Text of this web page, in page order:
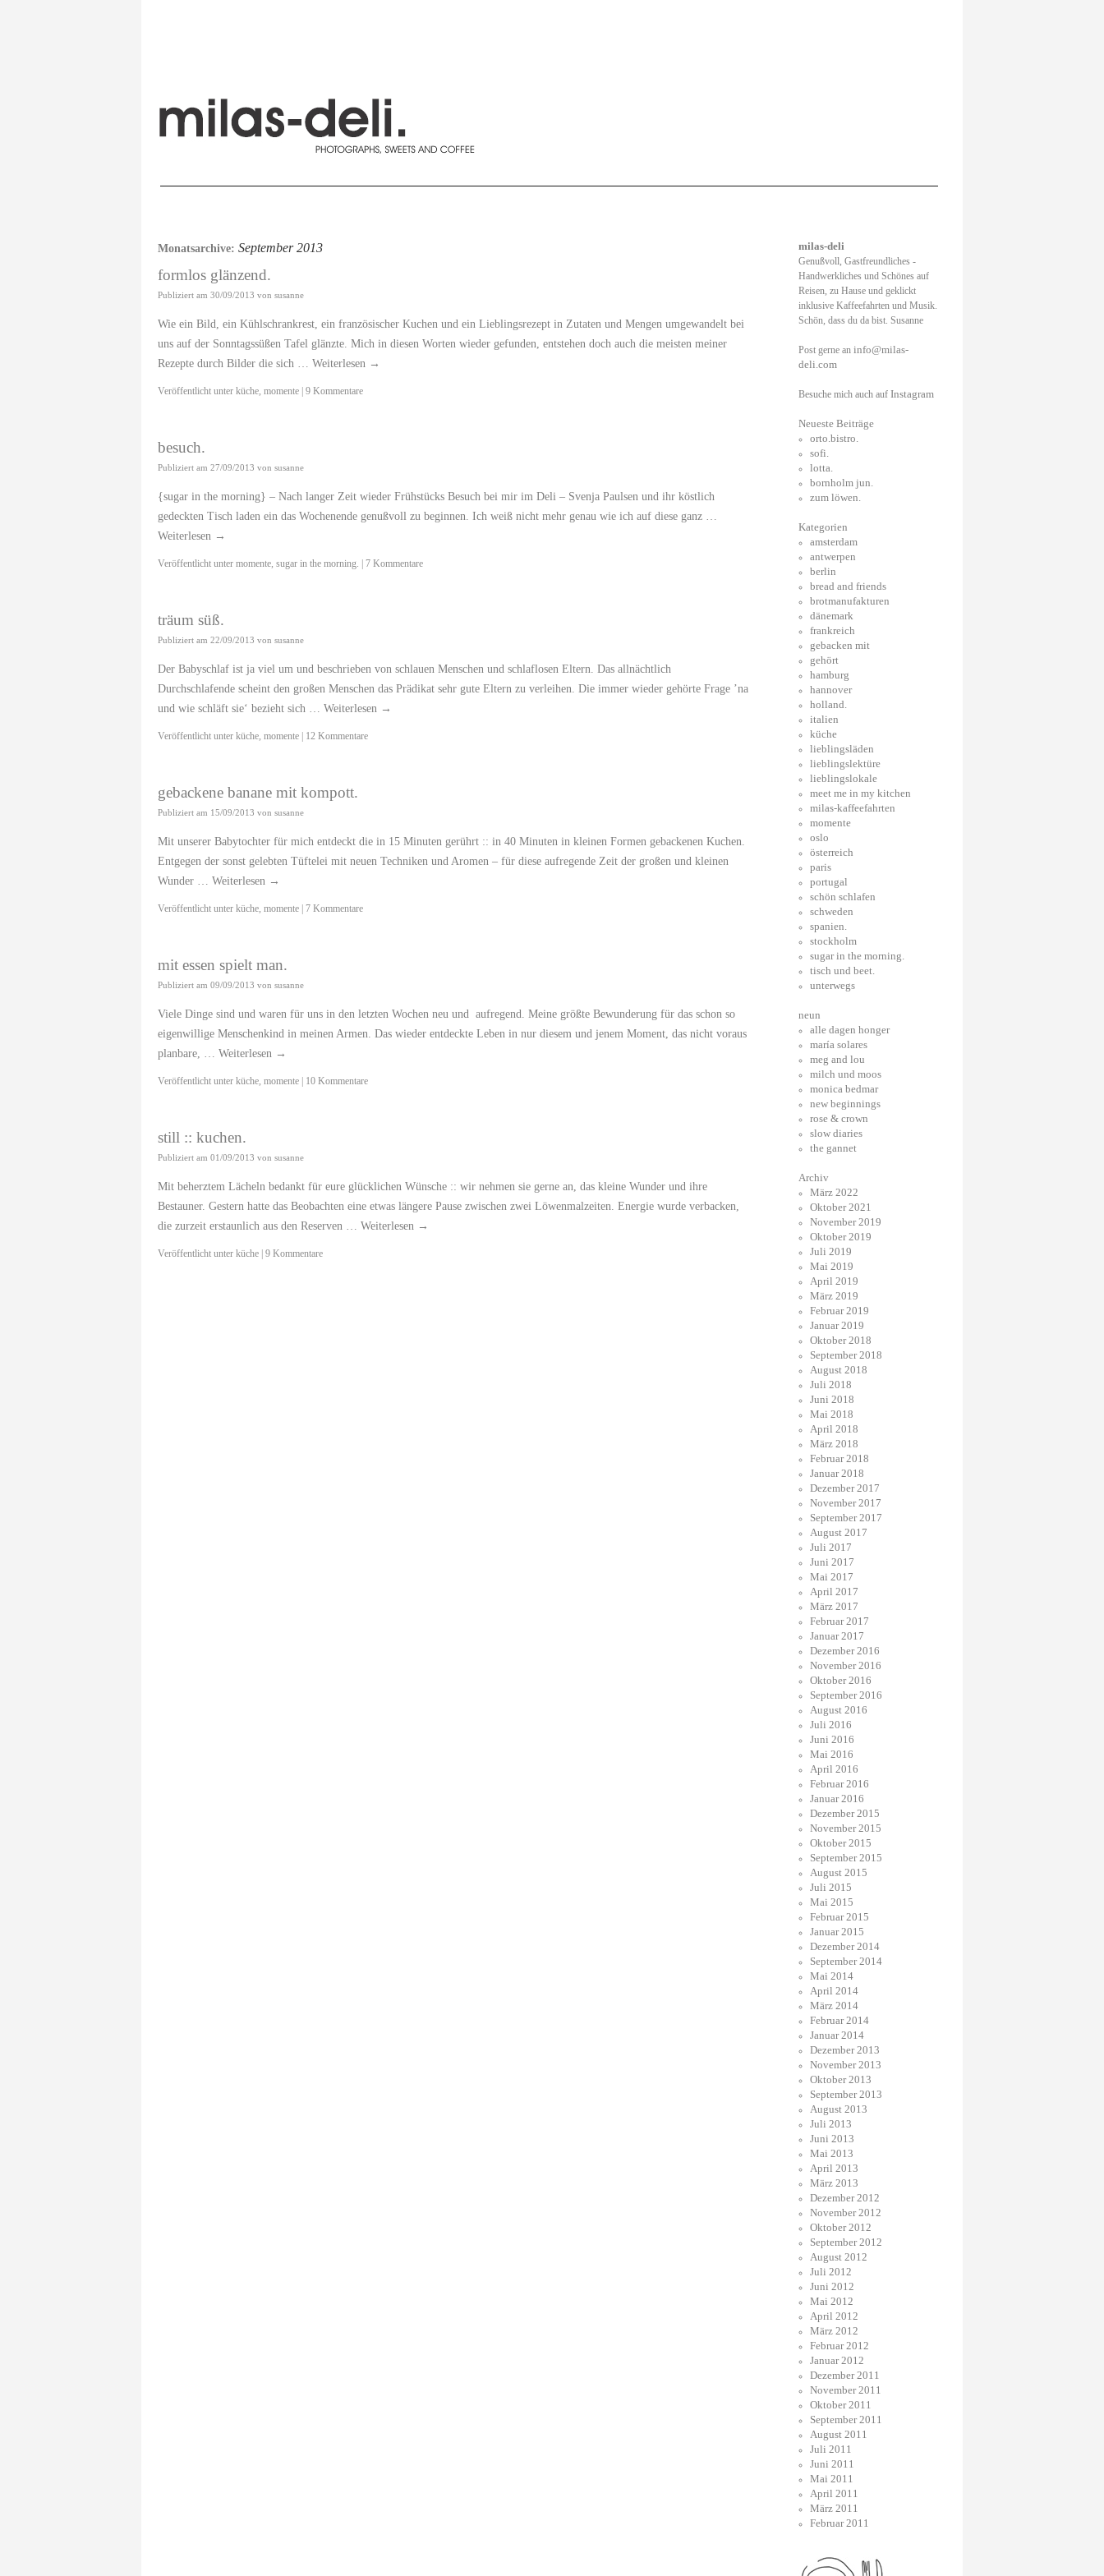
Monatsarchive: September 2013
formlos glänzend.
Publiziert am 30/09/2013 von susanne
Wie ein Bild, ein Kühlschrankrest, ein französischer Kuchen und ein Lieblingsrezept in Zutaten und Mengen umgewandelt bei
uns auf der Sonntagssüßen Tafel glänzte. Mich in diesen Worten wieder gefunden, entstehen doch auch die meisten meiner
Rezepte durch Bilder die sich … Weiterlesen →
Veröffentlicht unter küche, momente 9 Kommentare
besuch.
Publiziert am 27/09/2013 von susanne
{sugar in the morning} – Nach langer Zeit wieder Frühstücks Besuch bei mir im Deli – Svenja Paulsen und ihr köstlich
gedeckten Tisch laden ein das Wochenende genußvoll zu beginnen. Ich weiß nicht mehr genau wie ich auf diese ganz …
Weiterlesen →
Veröffentlicht unter momente, sugar in the morning. 7 Kommentare
träum süß.
Publiziert am 22/09/2013 von susanne
Der Babyschlaf ist ja viel um und beschrieben von schlauen Menschen und schlaflosen Eltern. Das allnächtlich
Durchschlafende scheint den großen Menschen das Prädikat sehr gute Eltern zu verleihen. Die immer wieder gehörte Frage ’na
und wie schläft sie‘ bezieht sich … Weiterlesen →
Veröffentlicht unter küche, momente 12 Kommentare
gebackene banane mit kompott.
Publiziert am 15/09/2013 von susanne
Mit unserer Babytochter für mich entdeckt die in 15 Minuten gerührt :: in 40 Minuten in kleinen Formen gebackenen Kuchen.
Entgegen der sonst gelebten Tüftelei mit neuen Techniken und Aromen – für diese aufregende Zeit der großen und kleinen
Wunder … Weiterlesen →
Veröffentlicht unter küche, momente 7 Kommentare
mit essen spielt man.
Publiziert am 09/09/2013 von susanne
Viele Dinge sind und waren für uns in den letzten Wochen neu und aufregend. Meine größte Bewunderung für das schon so
eigenwillige Menschenkind in meinen Armen. Das wieder entdeckte Leben in nur diesem und jenem Moment, das nicht voraus
planbare, … Weiterlesen →
Veröffentlicht unter küche, momente 10 Kommentare
still :: kuchen.
Publiziert am 01/09/2013 von susanne
Mit beherztem Lächeln bedankt für eure glücklichen Wünsche :: wir nehmen sie gerne an, das kleine Wunder und ihre
Bestauner. Gestern hatte das Beobachten eine etwas längere Pause zwischen zwei Löwenmalzeiten. Energie wurde verbacken,
die zurzeit erstaunlich aus den Reserven … Weiterlesen →
Veröffentlicht unter küche 9 Kommentare
milas-deli
Genußvoll, Gastfreundliches -
Handwerkliches und Schönes auf
Reisen, zu Hause und geklickt
inklusive Kaffeefahrten und Musik.
Schön, dass du da bist. Susanne
Post gerne an info@milas-
deli.com
Besuche mich auch auf Instagram
Neueste Beiträge
orto.bistro.
sofi.
lotta.
bornholm jun.
zum löwen.
Kategorien
amsterdam
antwerpen
berlin
bread and friends
brotmanufakturen
dänemark
frankreich
gebacken mit
gehört
hamburg
hannover
holland.
italien
küche
lieblingsläden
lieblingslektüre
lieblingslokale
meet me in my kitchen
milas-kaffeefahrten
momente
oslo
österreich
paris
portugal
schön schlafen
schweden
spanien.
stockholm
sugar in the morning.
tisch und beet.
unterwegs
neun
alle dagen honger
maría solares
meg and lou
milch und moos
monica bedmar
new beginnings
rose & crown
slow diaries
the gannet
Archiv
März 2022
Oktober 2021
November 2019
Oktober 2019
Juli 2019
Mai 2019
April 2019
März 2019
Februar 2019
Januar 2019
Oktober 2018
September 2018
August 2018
Juli 2018
Juni 2018
Mai 2018
April 2018
März 2018
Februar 2018
Januar 2018
Dezember 2017
November 2017
September 2017
August 2017
Juli 2017
Juni 2017
Mai 2017
April 2017
März 2017
Februar 2017
Januar 2017
Dezember 2016
November 2016
Oktober 2016
September 2016
August 2016
Juli 2016
Juni 2016
Mai 2016
April 2016
Februar 2016
Januar 2016
Dezember 2015
November 2015
Oktober 2015
September 2015
August 2015
Juli 2015
Mai 2015
Februar 2015
Januar 2015
Dezember 2014
September 2014
Mai 2014
April 2014
März 2014
Februar 2014
Januar 2014
Dezember 2013
November 2013
Oktober 2013
September 2013
August 2013
Juli 2013
Juni 2013
Mai 2013
April 2013
März 2013
Dezember 2012
November 2012
Oktober 2012
September 2012
August 2012
Juli 2012
Juni 2012
Mai 2012
April 2012
März 2012
Februar 2012
Januar 2012
Dezember 2011
November 2011
Oktober 2011
September 2011
August 2011
Juli 2011
Juni 2011
Mai 2011
April 2011
März 2011
Februar 2011